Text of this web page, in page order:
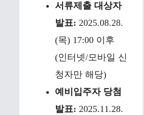
서류제출 대상자
발표: 2025.08.28.
(목) 17:00 이후
(인터넷/모바일 신
청자만 해당)
예비입주자 당첨
발표: 2025.11.28.